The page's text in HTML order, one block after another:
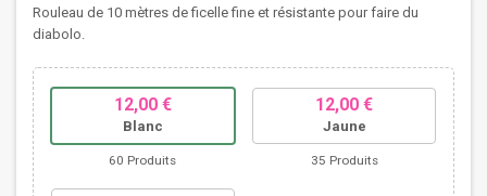
Rouleau de 10 mètres de ficelle fine et résistante pour faire du
diabolo.
12,00 €
Blanc
60 Produits
12,00 €
Jaune
35 Produits